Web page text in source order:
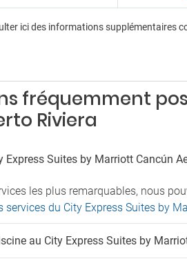
Salle de jeux
ici des informations supplémentaires
fréquemment
Riviera
Express Suites by Marriott Cancún
les plus remarquables, nous
services du City Express Suites by
au City Express Suites by